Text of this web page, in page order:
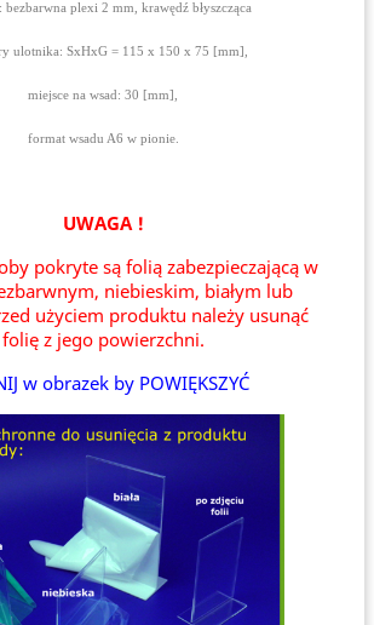
bezbarwna plexi 2 mm, krawędź błyszcząca
ulotnika: SxHxG = 115 x 150 x 75 [mm],
miejsce na wsad: 30 [mm],
format wsadu A6 w pionie.
UWAGA !
pokryte są folią zabezpieczającą w
niebieskim, białym lub
użyciem produktu należy usunąć
folię z jego powierzchni.
w obrazek by POWIĘKSZYĆ